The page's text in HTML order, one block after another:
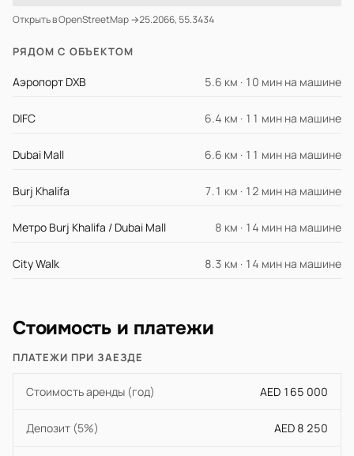
Открыть в OpenStreetMap →25.2066, 55.3434
РЯДОМ С ОБЪЕКТОМ
Аэропорт DXB 5.6 км · 10 мин на машине
DIFC 6.4 км · 11 мин на машине
Dubai Mall 6.6 км · 11 мин на машине
Burj Khalifa 7.1 км · 12 мин на машине
Метро Burj Khalifa / Dubai Mall 8 км · 14 мин на машине
City Walk 8.3 км · 14 мин на машине
Стоимость и платежи
ПЛАТЕЖИ ПРИ ЗАЕЗДЕ
Стоимость аренды (год) AED 165 000
Депозит (5%) AED 8 250